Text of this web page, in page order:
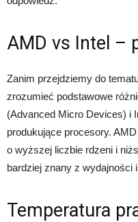
AMD vs Intel –
Zanim przejdziemy do
zrozumieć podstawowe
(Advanced Micro Devices) i
produkujące procesory.
o wyższej liczbie rdzeni i
bardziej znany z wydajności
Temperatura